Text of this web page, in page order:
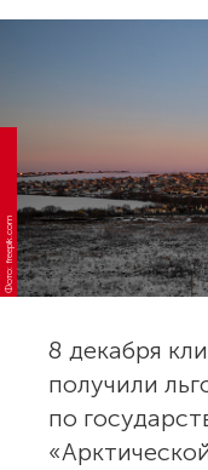
Фото: freepik.com
8 декабря
получили
по